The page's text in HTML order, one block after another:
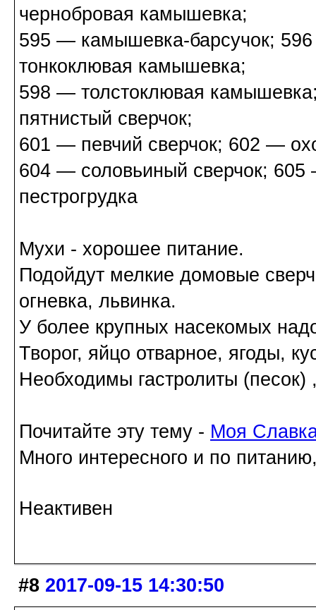
чернобровая камышевка;
595 — камышевка-барсучок;
тонкоклювая камышевка;
598 — толстоклювая
пятнистый сверчок;
601 — певчий сверчок; 602 —
604 — соловьиный сверчок;
пестрогрудка
Мухи - хорошее питание.
Подойдут мелкие домовые
огневка, львинка.
У более крупных насекомых
Творог, яйцо отварное, ягоды,
Необходимы гастролиты
Почитайте эту тему - Моя
Много интересного и по
Неактивен
#8 2017-09-15 14:30:50